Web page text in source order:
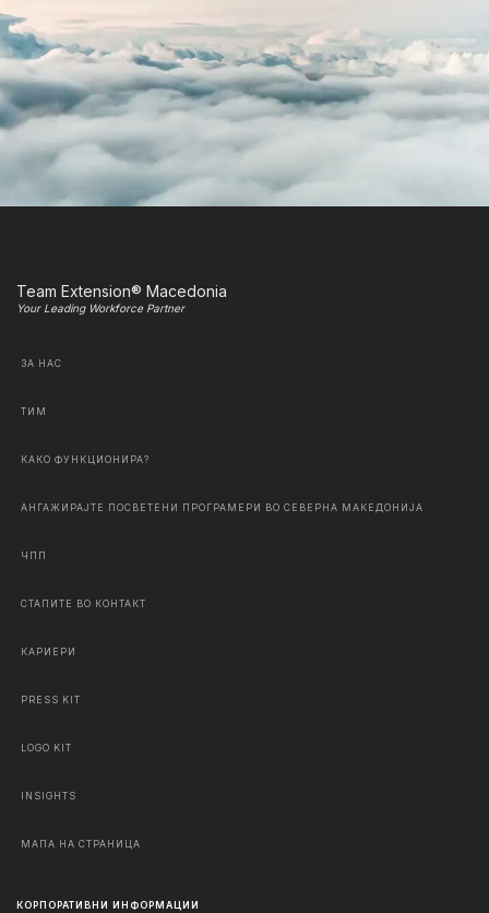
Team Extension® Macedonia
Your Leading Workforce Partner
ЗА НАС
ТИМ
КАКО ФУНКЦИОНИРА?
АНГАЖИРАЈТЕ ПОСВЕТЕНИ ПРОГРАМЕРИ ВО СЕВЕРНА МАКЕДОНИЈА
ЧПП
СТАПИТЕ ВО КОНТАКТ
КАРИЕРИ
PRESS KIT
LOGO KIT
INSIGHTS
МАПА НА СТРАНИЦА
КОРПОРАТИВНИ ИНФОРМАЦИИ